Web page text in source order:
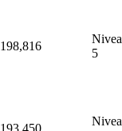
198,816
5
193,450